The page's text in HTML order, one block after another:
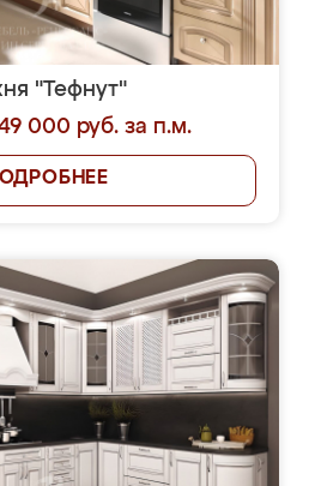
"Тефнут"
000 руб. за п.м.